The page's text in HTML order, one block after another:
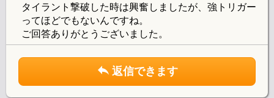
タイラント撃破した時は興奮しましたが、強トリガー
ってほどでもないんですね。
ご回答ありがとうございました。
返信できます